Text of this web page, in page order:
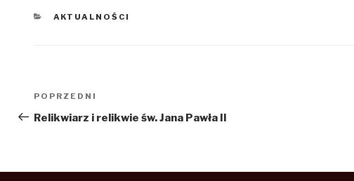
KATEGORIE
AKTUALNOŚCI
Nawigacja
wpisu
Poprzedni
wpis
POPRZEDNI
Relikwiarz i relikwie św. Jana Pawła II